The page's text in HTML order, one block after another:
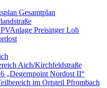
Gesamtplan
Preisinger Loh
Aich/Kirchfeldstraße
„Degernpoint Nordost II“
im Ortsteil Pfrombach